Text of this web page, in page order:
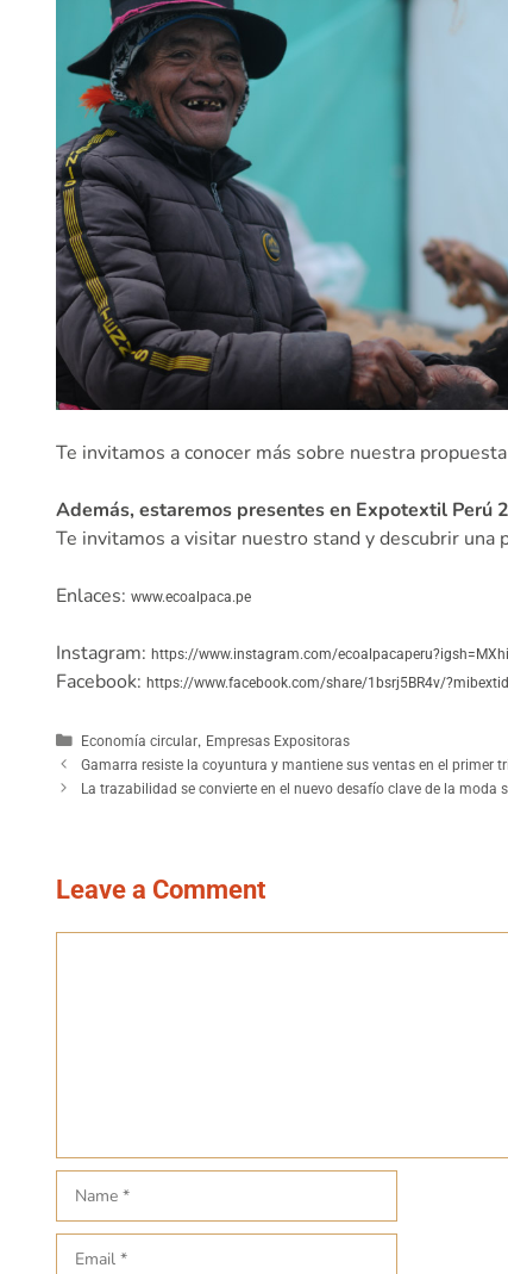
Te invitamos a conocer más sobre nuestra
Además, estaremos presentes en Expotextil Perú
Te invitamos a visitar nuestro stand y descubrir
Enlaces: www.ecoalpaca.pe
Instagram: https://www.instagram.com/
Facebook: https://www.facebook.com/share/1bsrj5BR4v/
Economía circular, Empresas Expositoras
Gamarra resiste la coyuntura y mantiene sus ventas en el primer
La trazabilidad se convierte en el nuevo desafío clave de la moda
Leave a Comment